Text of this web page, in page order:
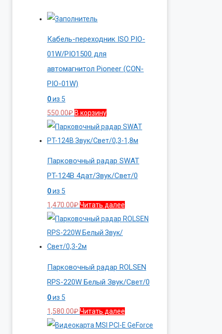
Кабель-переходник ISO PIO-
01W/PIO1500 для
автомагнитол Pioneer (CON-
PIO-01W)
0из 5
550.00₽ В корзину
Парковочный радар SWAT
PT-124B 4дат/Звук/Свет/0
0из 5
1,470.00₽Читать далее
Парковочный радар ROLSEN
RPS-220W Белый Звук/Свет/0
0из 5
1,580.00₽Читать далее